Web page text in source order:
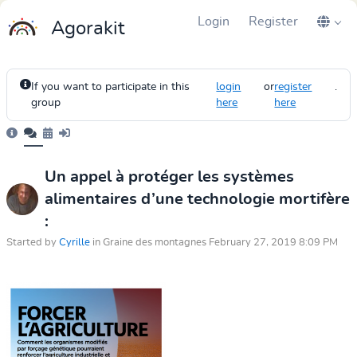
Agorakit Login Register
If you want to participate in this
group
login
here
orregister
here
.
Un appel à protéger les systèmes
alimentaires d’une technologie mortifère
:
Started by Cyrille in Graine des montagnes February 27, 2019 8:09 PM